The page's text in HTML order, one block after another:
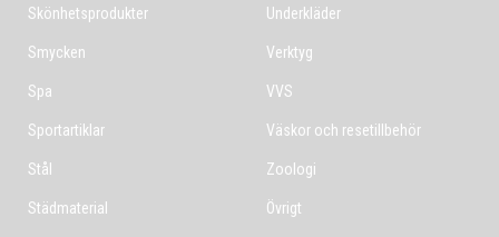
Skönhetsprodukter
Smycken
Spa
Sportartiklar
Stål
Städmaterial
Underkläder
Verktyg
VVS
Väskor och resetillbehör
Zoologi
Övrigt